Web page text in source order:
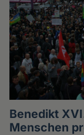
Benedikt
Menschen